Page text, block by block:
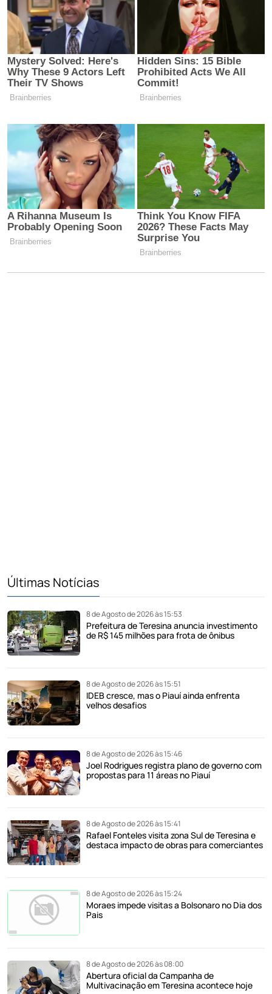
Últimas Notícias
8 de Agosto de 2026 às 15:53
Prefeitura de Teresina anuncia investimento
de R$ 145 milhões para frota de ônibus
8 de Agosto de 2026 às 15:51
IDEB cresce, mas o Piauí ainda enfrenta
velhos desafios
8 de Agosto de 2026 às 15:46
Joel Rodrigues registra plano de governo com
propostas para 11 áreas no Piauí
8 de Agosto de 2026 às 15:41
Rafael Fonteles visita zona Sul de Teresina e
destaca impacto de obras para comerciantes
8 de Agosto de 2026 às 15:24
Moraes impede visitas a Bolsonaro no Dia dos
Pais
8 de Agosto de 2026 às 08:00
Abertura oficial da Campanha de
Multivacinação em Teresina acontece hoje